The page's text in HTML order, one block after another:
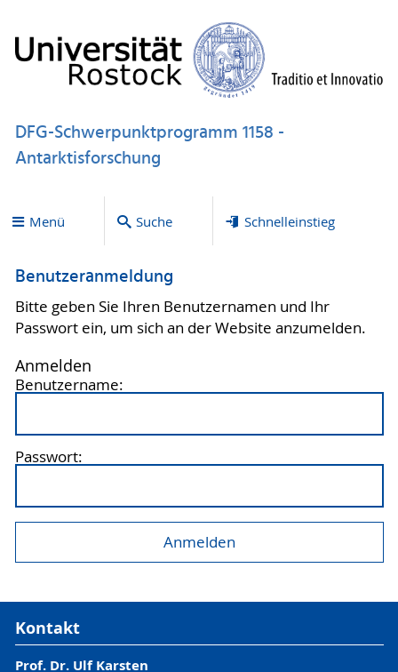
DFG-Schwerpunktprogramm 1158 -
Antarktisforschung
Menü Suche Schnelleinstieg
Benutzeranmeldung
Bitte geben Sie Ihren Benutzernamen und Ihr
Passwort ein, um sich an der Website anzumelden.
Anmelden
Benutzername:
Passwort:
Kontakt
Prof. Dr. Ulf Karsten